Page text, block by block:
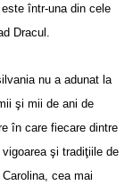
într-una din cele
Dracul.
nu a adunat la
şi mii de ani de
în care fiecare dintre
şi tradiţiile de
cea mai